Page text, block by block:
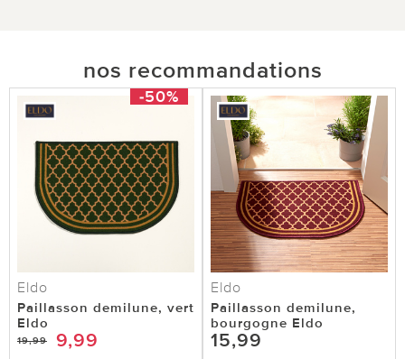
nos recommandations
-50%
Eldo
Paillasson demilune, vert
Eldo
19,99 9,99
Eldo
Paillasson demilune,
bourgogne Eldo
15,99